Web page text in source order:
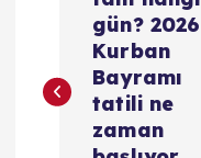
g
gün? 2026
Kurban
Bayramı
tatili ne
zaman